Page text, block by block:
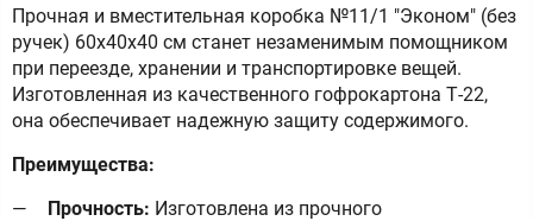
Прочная и вместительная коробка №11/1 "Эконом" (без
ручек) 60х40х40 см станет незаменимым помощником
при переезде, хранении и транспортировке вещей.
Изготовленная из качественного гофрокартона Т-22,
она обеспечивает надежную защиту содержимого.
Преимущества:
Прочность: Изготовлена из прочного